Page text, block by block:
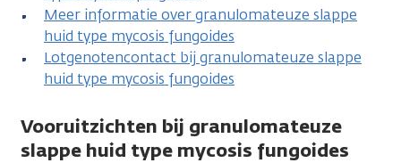
Meer informatie over granulomateuze slappe
huid type mycosis fungoides
Lotgenotencontact bij granulomateuze slappe
huid type mycosis fungoides
Vooruitzichten bij granulomateuze
slappe huid type mycosis fungoides